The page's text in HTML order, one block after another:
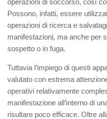
operazioni di soccorso, così
Possono, infatti, essere
operazioni di ricerca e
manifestazioni, ma anche per
sospetto o in fuga.
Tuttavia l’impiego di questi
valutato con estrema
operativi relativamente
manifestazione all’interno di
risultare poco efficace. Oltre